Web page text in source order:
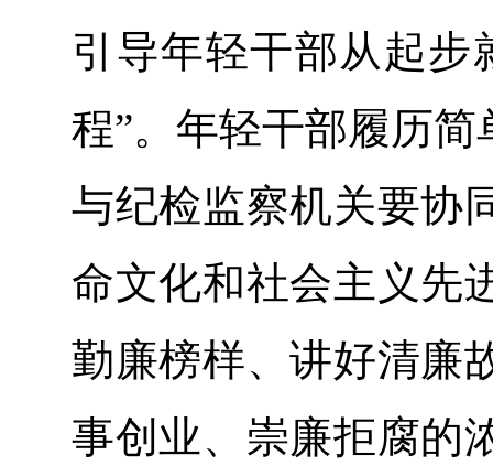
引导年轻干部从起步
程”。年轻干部履历
与纪检监察机关要协
命文化和社会主义先
勤廉榜样、讲好清廉
事创业、崇廉拒腐的